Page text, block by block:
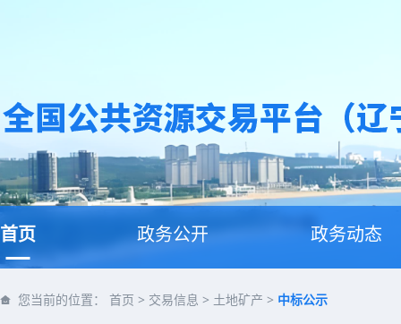
首页 政务公开 政务动态
您当前的位置： 首页 > 交易信息 > 土地矿产 > 中标公示